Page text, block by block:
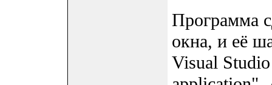
Программа
окна, и её
Visual